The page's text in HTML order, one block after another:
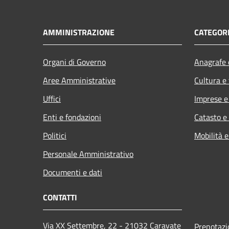
AMMINISTRAZIONE
Organi di Governo
Aree Amministrative
Uffici
Enti e fondazioni
Politici
Personale Amministrativo
Documenti e dati
Cultura
Imprese
Catasto
Mobilità
CONTATTI
Via XX Settembre, 22 - 21032 Caravate